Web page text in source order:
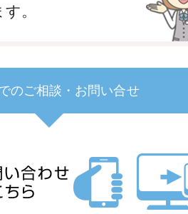
。
のご相談・お問い合せ